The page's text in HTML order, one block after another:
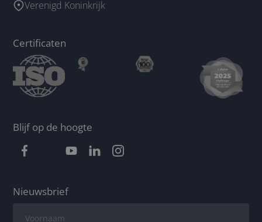
Verenigd Koninkrijk
Certificaten
Blijf op de hoogte
Nieuwsbrief